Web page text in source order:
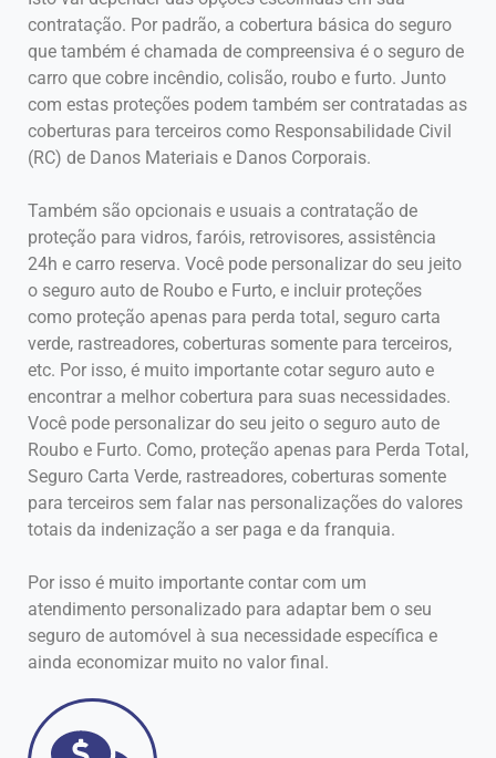
contratação. Por padrão, a cobertura básica do seguro
que também é chamada de compreensiva é o seguro de
carro que cobre incêndio, colisão, roubo e furto. Junto
com estas proteções podem também ser contratadas as
coberturas para terceiros como Responsabilidade Civil
(RC) de Danos Materiais e Danos Corporais.
Também são opcionais e usuais a contratação de
proteção para vidros, faróis, retrovisores, assistência
24h e carro reserva. Você pode personalizar do seu jeito
o seguro auto de Roubo e Furto, e incluir proteções
como proteção apenas para perda total, seguro carta
verde, rastreadores, coberturas somente para terceiros,
etc. Por isso, é muito importante cotar seguro auto e
encontrar a melhor cobertura para suas necessidades.
Você pode personalizar do seu jeito o seguro auto de
Roubo e Furto. Como, proteção apenas para Perda Total,
Seguro Carta Verde, rastreadores, coberturas somente
para terceiros sem falar nas personalizações do valores
totais da indenização a ser paga e da franquia.
Por isso é muito importante contar com um
atendimento personalizado para adaptar bem o seu
seguro de automóvel à sua necessidade específica e
ainda economizar muito no valor final.